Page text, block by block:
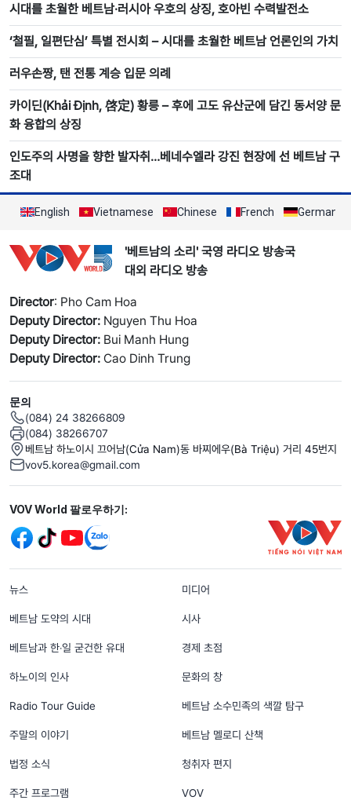
시대를 초월한 베트남·러시아 우호의 상징, 호아빈 수력발전소
‘철필, 일편단심’ 특별 전시회 – 시대를 초월한 베트남 언론인의 가치
러우손짱, 탠 전통 계승 입문 의례
카이딘(Khải Định, 啓定) 황릉 – 후에 고도 유산군에 담긴 동서양 문
화 융합의 상징
인도주의 사명을 향한 발자취…베네수엘라 강진 현장에 선 베트남 구
조대
English Vietnamese Chinese French German
'베트남의 소리' 국영 라디오 방송국
대외 라디오 방송
Director: Pho Cam Hoa
Deputy Director: Nguyen Thu Hoa
Deputy Director: Bui Manh Hung
Deputy Director: Cao Dinh Trung
문의
(084) 24 38266809
(084) 38266707
베트남 하노이시 끄어남(Cửa Nam)동 바찌에우(Bà Triệu) 거리 45번지
vov5.korea@gmail.com
Mạng xã hội
VOV World 팔로우하기:
menu footer tiếng Hàn
뉴스 미디어
베트남 도약의 시대 시사
베트남과 한‧일 굳건한 유대 경제 초점
하노이의 인사 문화의 창
Radio Tour Guide 베트남 소수민족의 색깔 탐구
주말의 이야기 베트남 멜로디 산책
법정 소식 청취자 편지
주간 프로그램 VOV